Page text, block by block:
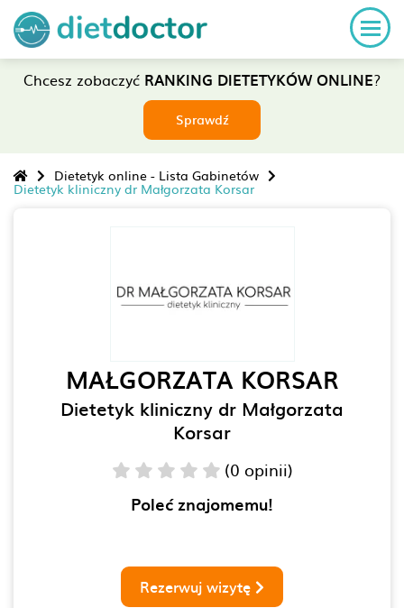
Chcesz zobaczyć RANKING DIETETYKÓW ONLINE?
Sprawdź
Dietetyk online - Lista Gabinetów
Dietetyk kliniczny dr Małgorzata Korsar
MAŁGORZATA KORSAR
Dietetyk kliniczny dr Małgorzata
Korsar
(0 opinii)
Poleć znajomemu!
Rezerwuj wizytę